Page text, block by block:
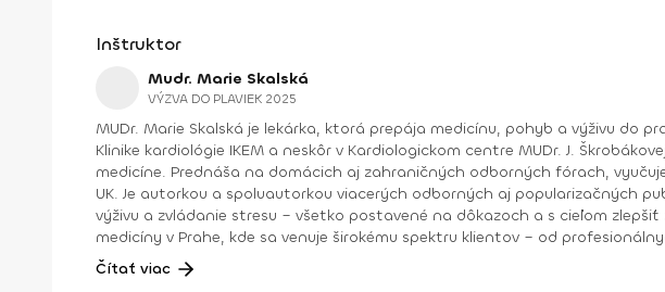
Inštruktor
Mudr. Marie Skalská
VÝZVA DO PLAVIEK 2025
MUDr. Marie Skalská je lekárka, ktorá prepája medicínu, pohyb a výživu do
Klinike kardiológie IKEM a neskôr v Kardiologickom centre MUDr. J.
medicíne. Prednáša na domácich aj zahraničných odborných fórach, vyučuje problematiku aktívneho životného štýlu a obezitológiu na Fakulte telesnej výchovy a športu
UK. Je autorkou a spoluautorkou viacerých odborných aj popularizačných publikácií. V roku 2013 spoluzaložila Pro Fit Institut, ktorý vytvára programy
výživu a zvládanie stresu – všetko postavené na dôkazoch a s cieľom zlepšiť zdravotnú prognózu
medicíny v Prahe, kde sa venuje širokému spektru klientov – od
Českého zväzu ľadového hokeja a členkou viacerých odborných
Science a ďalších). Vo voľnom čase je aktívnou fitness inštruktorkou.
Čítať viac